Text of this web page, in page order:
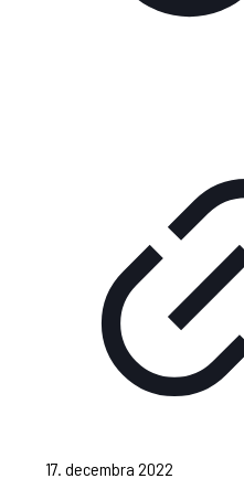
17. decembra 2022